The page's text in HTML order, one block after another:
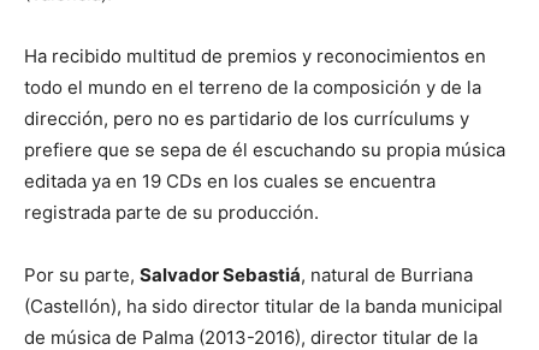
Ha recibido multitud de premios y reconocimientos en
todo el mundo en el terreno de la composición y de la
dirección, pero no es partidario de los currículums y
prefiere que se sepa de él escuchando su propia música
editada ya en 19 CDs en los cuales se encuentra
registrada parte de su producción.
Por su parte, Salvador Sebastiá, natural de Burriana
(Castellón), ha sido director titular de la banda municipal
de música de Palma (2013-2016), director titular de la